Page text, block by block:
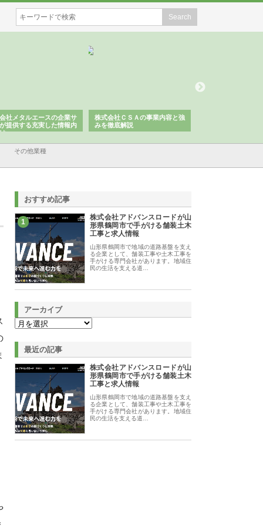
社メタルエースの企業サ
提供する充実した情報内
株式会社ＣＳＡの事業内容と強
みを徹底解説
その他業種
おすすめ記事
1
株式会社アドバンスロードが山
形県鶴岡市で手がける舗装土木
工事と求人情報
山形県鶴岡市で地域の道路基盤を支え
る企業として、舗装工事や土木工事を
手がける専門会社があります。地域住
民の生活を支える道…
アーカイブ
最近の記事
株式会社アドバンスロードが山
形県鶴岡市で手がける舗装土木
工事と求人情報
山形県鶴岡市で地域の道路基盤を支え
る企業として、舗装工事や土木工事を
手がける専門会社があります。地域住
民の生活を支える道…